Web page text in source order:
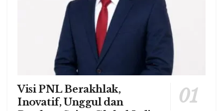
Visi PNL Berakhlak,
Inovatif, Unggul dan